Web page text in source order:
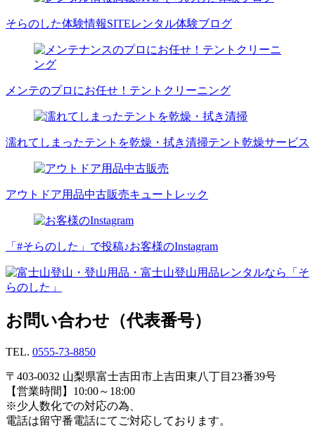
そらのした体験情報SITEレンタル体験ブログ
メンテのプロにお任せ！ テントクリーニング
濡れてしまったテントを乾燥・拭き清掃テント乾燥サービス
アウトドア用品中古販売キュートレック
「#そらのした」で投稿♪お客様のInstagram
お問い合わせ（代表番号）
TEL. 0555-73-8850
〒403-0032 山梨県富士吉田市上吉田東八丁目23番39号
【営業時間】10:00～18:00
※少人数化での対応の為、
電話は留守番電話にてご対応しております。